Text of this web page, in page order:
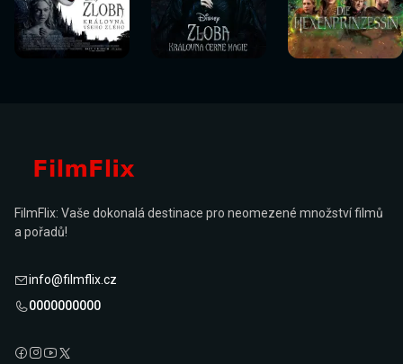
Sledovat
nyní
Sledovat
nyní
Sledovat
nyní
Sledovat
nyní
Sledovat
nyní
Sledovat
nyní
FilmFlix: Vaše dokonalá destinace pro neomezené množství filmů
a pořadů!
info@filmflix.cz
0000000000